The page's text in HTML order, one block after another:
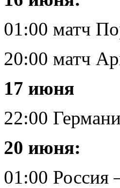
01:00 матч
20:00 матч
17 июня
22:00
20 июня:
01:00 Россия